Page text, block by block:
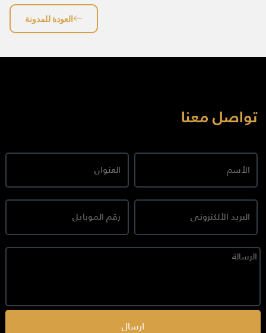
العودة للمدونة
تواصل معنا
ارسال